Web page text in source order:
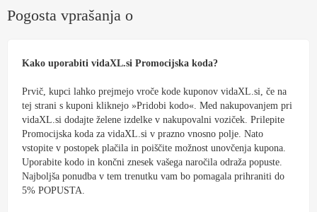
Pogosta vprašanja o
Kako uporabiti vidaXL.si Promocijska koda?
Prvič, kupci lahko prejmejo vroče kode kuponov vidaXL.si, če na
tej strani s kuponi kliknejo »Pridobi kodo«. Med nakupovanjem pri
vidaXL.si dodajte želene izdelke v nakupovalni voziček. Prilepite
Promocijska koda za vidaXL.si v prazno vnosno polje. Nato
vstopite v postopek plačila in poiščite možnost unovčenja kupona.
Uporabite kodo in končni znesek vašega naročila odraža popuste.
Najboljša ponudba v tem trenutku vam bo pomagala prihraniti do
5% POPUSTA.